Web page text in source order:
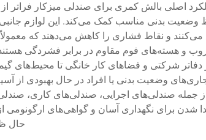
بدنی مناسب کمک می‌کند. این لوازم جانبی
می‌کنند و نقاط فشاری را کاهش می‌دهند که
و هسته‌های فوم مقاوم در برابر فشردگی
دفاتر شرکتی و فضاهای کار خانگی تا محیط‌های
وضعیت بدنی یا افراد در حال بهبودی از
جمله صندلی‌های اجرایی، صندلی‌های کاری،
شدن برای نگهداری آسان و گواهی‌های ارگونومی
حال